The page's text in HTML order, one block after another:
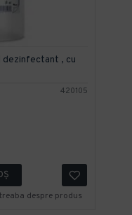
420105
dezinfectant , cu
despre produs